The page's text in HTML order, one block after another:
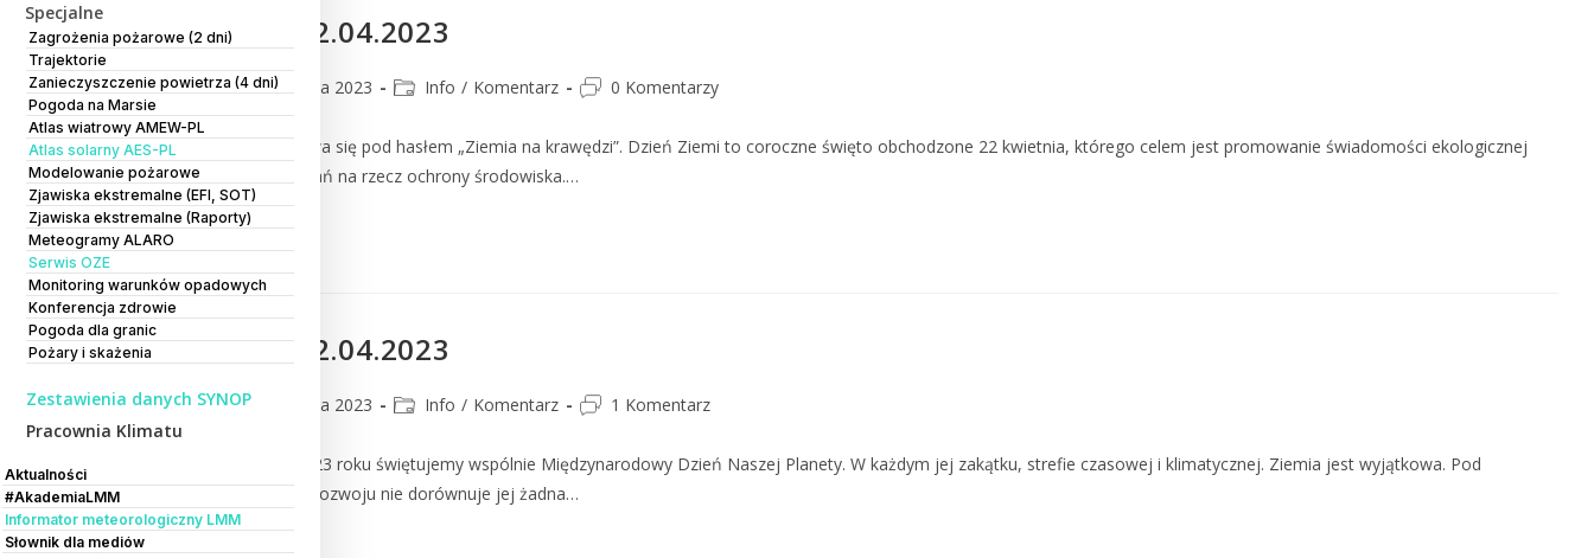
Specjalne
Zagrożenia pożarowe (2 dni)
Trajektorie
Zanieczyszczenie powietrza (4 dni)
Pogoda na Marsie
Atlas wiatrowy AMEW-PL
Atlas solarny AES-PL
Modelowanie pożarowe
Zjawiska ekstremalne (EFI, SOT)
Zjawiska ekstremalne (Raporty)
Meteogramy ALARO
Serwis OZE
Monitoring warunków opadowych
Konferencja zdrowie
Pogoda dla granic
Pożary i skażenia
Zestawienia danych SYNOP
Pracownia Klimatu
Aktualności
#AkademiaLMM
Informator meteorologiczny LMM
Słownik dla mediów
Dzień Ziemi 22.04.2023
CMM 21 kwietnia 2023 Info / Komentarz 0 Komentarzy
Tegoroczna edycja odbywa się pod hasłem „Ziemia na krawędzi”. Dzień Ziemi to coroczne święto obchodzone 22 kwietnia, którego celem jest promowanie świadomości ekologicznej
oraz podejmowanie działań na rzecz ochrony środowiska.…
Czytaj Dalej
Dzień Ziemi 22.04.2023
CMM 21 kwietnia 2023 Info / Komentarz 1 Komentarz
Ziemianie, 22 kwietnia 2023 roku świętujemy wspólnie Międzynarodowy Dzień Naszej Planety. W każdym jej zakątku, strefie czasowej i klimatycznej. Ziemia jest wyjątkowa. Pod
względem biologicznego rozwoju nie dorównuje jej żadna…
Czytaj Dalej